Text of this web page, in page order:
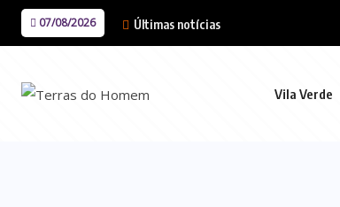
07/08/2026 Últimas notícias
Vila Verde